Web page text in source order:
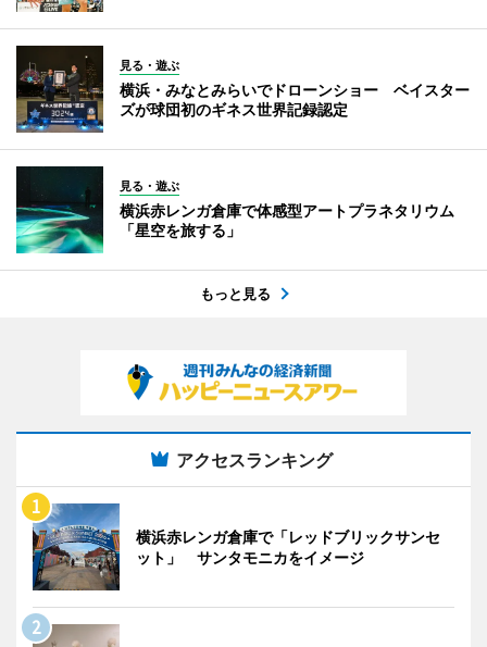
見る・遊ぶ
横浜・みなとみらいでドローンショー ベイスター
ズが球団初のギネス世界記録認定
見る・遊ぶ
横浜赤レンガ倉庫で体感型アートプラネタリウム
「星空を旅する」
もっと見る
アクセスランキング
横浜赤レンガ倉庫で「レッドブリックサンセ
ット」 サンタモニカをイメージ